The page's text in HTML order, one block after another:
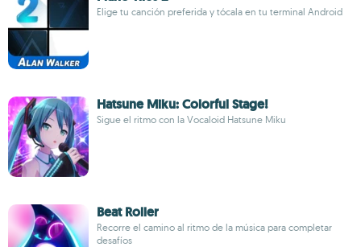
Elige tu canción preferida y tócala en tu terminal Android
Hatsune Miku: Colorful Stage!
Sigue el ritmo con la Vocaloid Hatsune Miku
Beat Roller
Recorre el camino al ritmo de la música para completar
desafíos